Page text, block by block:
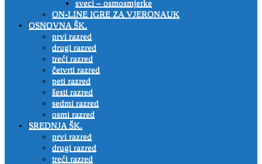
sveci – osmosmjerke
ON-LINE IGRE ZA VJERONAUK
OSNOVNA ŠK.
prvi razred
drugi razred
treći razred
četvrti razred
peti razred
šesti razred
sedmi razred
osmi razred
SREDNJA ŠK.
prvi razred
drugi razred
treći razred